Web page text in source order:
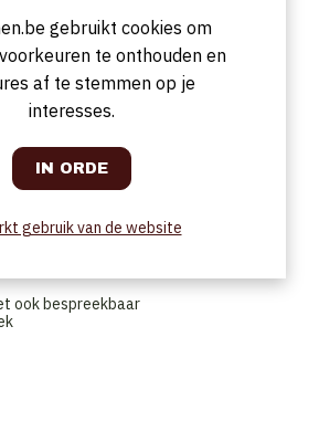
of enthousiaste zaalmedewerker (m/v)
niveau is een pluspunt (opleiding
en zorgt voor een aangename,
betrouwbaar en flexibel
kennis van Frans en Engels is
ook bespreekbaar
gebruikt cookies om
te onthouden en
af te stemmen op je
interesses.
gebruik van de website